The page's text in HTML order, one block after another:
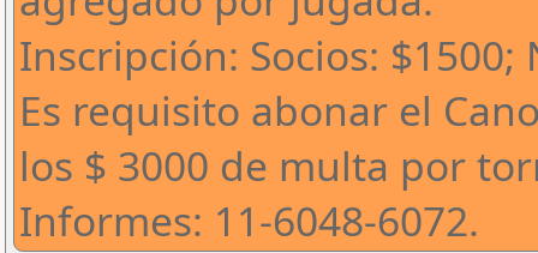
Inscripción: Socios: $1500;
Es requisito abonar el
los $ 3000 de multa por
Informes: 11-6048-6072.